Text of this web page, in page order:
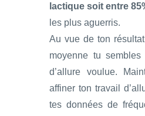
lactique soit entre
les plus aguerris.
Au vue de ton
moyenne tu
d’allure voulue.
affiner ton travail
tes données de